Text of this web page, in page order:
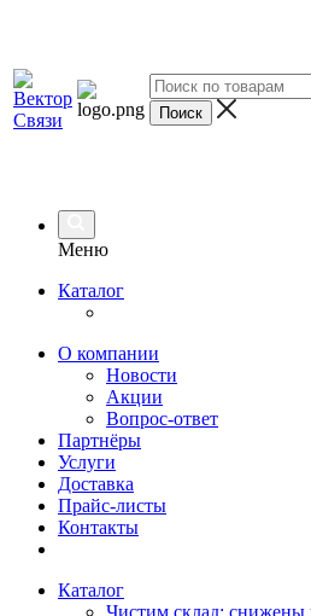
Меню
Каталог
О компании
Новости
Акции
Вопрос-ответ
Партнёры
Услуги
Доставка
Прайс-листы
Контакты
Каталог
Чистим склад: снижены